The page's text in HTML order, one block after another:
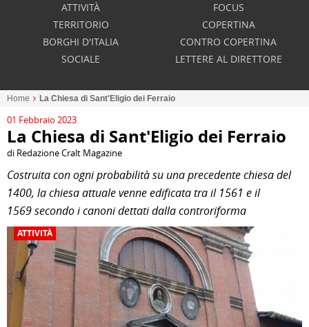
ATTIVITÀ
TERRITORIO
BORGHI D'ITALIA
SOCIALE
FOCUS
COPERTINA
CONTRO COPERTINA
LETTERE AL DIRETTORE
Home La Chiesa di Sant'Eligio dei Ferraio
01 Febbraio 2023
La Chiesa di Sant'Eligio dei Ferraio
di Redazione Cralt Magazine
Costruita con ogni probabilità su una precedente chiesa del
1400, la chiesa attuale venne edificata tra il 1561 e il
1569 secondo i canoni dettati dalla controriforma
ATTIVITÀ